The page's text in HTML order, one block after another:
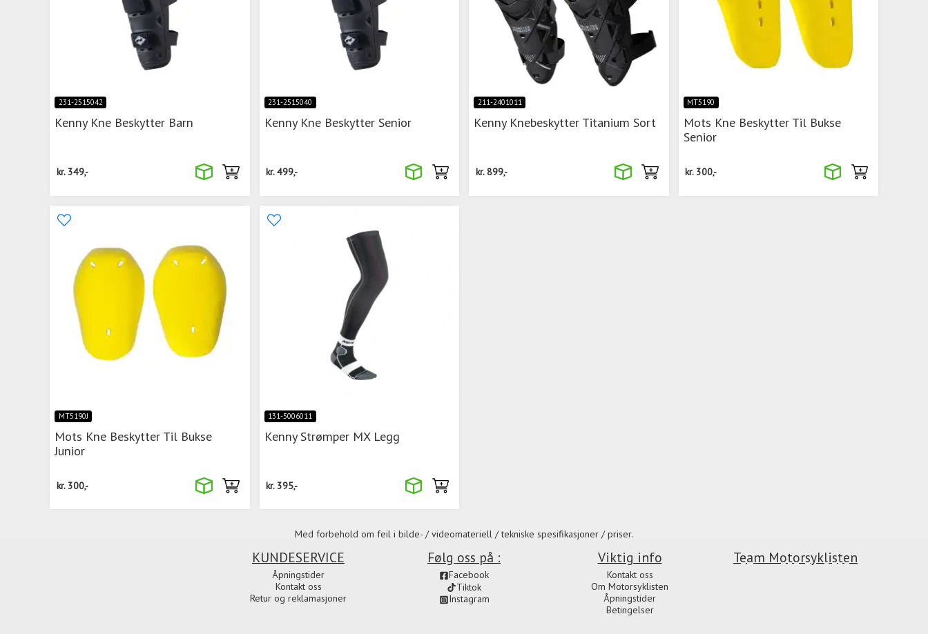
231-2515042
Kenny Kne Beskytter Barn
kr. 349,-
231-2515040
Kenny Kne Beskytter Senior
kr.499,-
211-2401011
Kenny Knebeskytter Titanium Sort
kr.899,-
MT5190
Mots Kne Beskytter Til Bukse
Senior
kr. 300,-
MT5190J
Mots Kne Beskytter Til Bukse
Junior
kr. 300,-
131-5006011
Kenny Strømper MX Legg
kr. 395,-
Med forbehold om feil i bilde- / videomateriell / tekniske spesifikasjoner / priser.
Team Motorsyklisten
Viktig info
Kontakt oss
Om Motorsyklisten
Åpningstider
Betingelser
Følg oss på :
Facebook
Tiktok
Instagram
KUNDESERVICE
Åpningstider
Kontakt oss
Retur og reklamasjoner